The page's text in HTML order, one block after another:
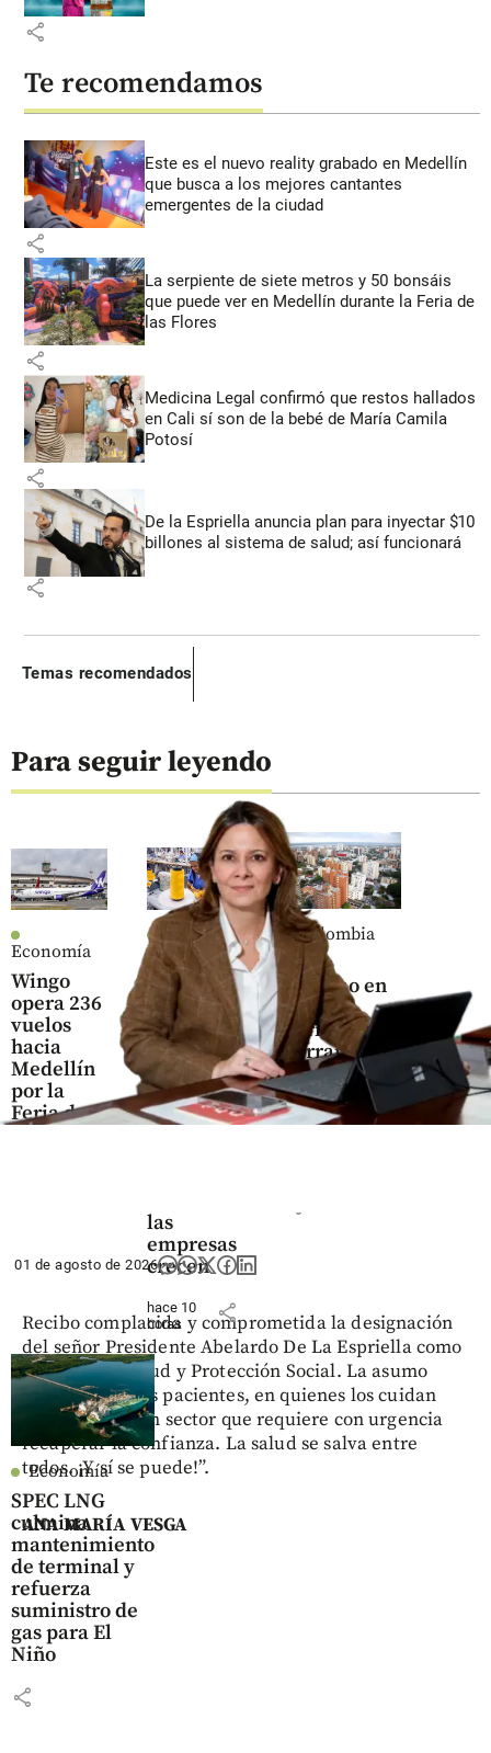
share
Te recomendamos
Este es el nuevo reality grabado en Medellín
que busca a los mejores cantantes
emergentes de la ciudad
share
La serpiente de siete metros y 50 bonsáis
que puede ver en Medellín durante la Feria de
las Flores
share
Medicina Legal confirmó que restos hallados
en Cali sí son de la bebé de María Camila
Potosí
share
De la Espriella anuncia plan para inyectar $10
billones al sistema de salud; así funcionará
share
Temas recomendados
Para seguir leyendo
Economía
Wingo
opera 236
vuelos
hacia
Medellín
por la
Feria de
Economía
Mujeres
lideran el
55% de
las
MiPymes
en
Colombia,
las
empresas
crecen
hace 10
horas
share
Colombia
Calor
extremo en
la costa
Caribe:
Barranquilla
alcanza los
35°C y
aumenta el
Economía
SPEC LNG
culmina
mantenimiento
de terminal y
refuerza
suministro de
gas para El
Niño
share
01 de agosto de 2026
Recibo complacida y comprometida la designación
del señor Presidente Abelardo De La Espriella como
ministra de Salud y Protección Social. La asumo
pensando en los pacientes, en quienes los cuidan
cada día y en un sector que requiere con urgencia
recuperar la confianza. La salud se salva entre
todos. ¡Y sí se puede!”.
ANA MARÍA VESGA